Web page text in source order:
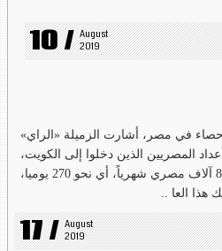
10 / August
2019
في مصر، أشارت الزميلة «الراي»
أعداد المصريين الذين دخلوا إلى الكويت،
حيث بلغ خلال 2018 ما معدله 8 آلاف مصري شهرياً، أي نحو 270 يوميا،
هذا العا ..
17 / August
2019